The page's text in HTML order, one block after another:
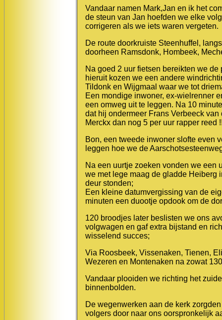
Vandaar namen Mark,Jan en ik het
de steun van Jan hoefden we elke
corrigeren als we iets waren vergeten.
De route doorkruiste Steenhuffel,
doorheen Ramsdonk, Hombeek,
Na goed 2 uur fietsen bereikten we
hieruit kozen we een andere
Tildonk en Wijgmaal waar we tot
Een mondige inwoner, ex-wielrenner
een omweg uit te leggen. Na 10
dat hij ondermeer Frans Verbeeck
Merckx dan nog 5 per uur rapper reed
Bon, een tweede inwoner slofte even
leggen hoe we de
Na een uurtje zoeken vonden we een
we met lege maag de gladde Heiberg
deur stonden;
Een kleine datumvergissing van de
minuten een duootje opdook om de
120 broodjes later beslisten we ons
volgwagen en gaf extra bijstand en
wisselend succes;
Via Roosbeek, Vissenaken, Tienen,
Wezeren en Montenaken na zowat
Vandaar plooiden we richting het
binnenbolden.
De wegenwerken aan de kerk
volgers door naar ons oorspronkelijk